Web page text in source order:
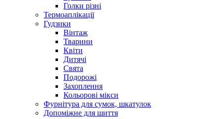
Голки різні
Термоаплікації
Гудзики
Вінтаж
Тварини
Квіти
Дитячі
Свята
Подорожі
Захоплення
Кольорові мікси
Фурнітура для сумок, шкатулок
Допоміжне для шиття